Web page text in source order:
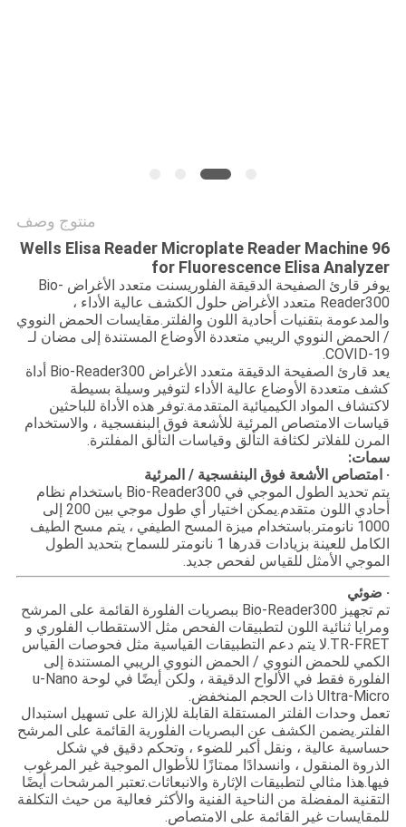
منتوج وصف
96 Wells Elisa Reader Microplate Reader Machine
for Fluorescence Elisa Analyzer
يوفر قارئ الصفيحة الدقيقة الفلوريسنت متعدد الأغراض Bio-
Reader300 متعدد الأغراض حلول الكشف عالية الأداء ،
والمدعومة بتقنيات أحادية اللون والفلتر.مقايسات الحمض النووي
/ الحمض النووي الريبي متعددة الأوضاع المستندة إلى مضان لـ
COVID-19.
يعد قارئ الصفيحة الدقيقة متعدد الأغراض Bio-Reader300 أداة
كشف متعددة الأوضاع عالية الأداء لتوفير وسيلة بسيطة
لاكتشاف المواد الكيميائية المتقدمة.توفر هذه الأداة للباحثين
قياسات الامتصاص المرئية للأشعة فوق البنفسجية ، والاستخدام
المرن للفلاتر لكثافة التألق وقياسات التألق المفلترة.
سمات:
· امتصاص الأشعة فوق البنفسجية / المرئية
يتم تحديد الطول الموجي في Bio-Reader300 باستخدام نظام
أحادي اللون متقدم.يمكن اختيار أي طول موجي بين 200 إلى
1000 نانومتر.باستخدام ميزة المسح الطيفي ، يتم مسح الطيف
الكامل للعينة بزيادات قدرها 1 نانومتر للسماح بتحديد الطول
الموجي الأمثل للقياس لفحص جديد.
· ضوئي
تم تجهيز Bio-Reader300 ببصريات الفلورة القائمة على المرشح
ومرايا ثنائية اللون لتطبيقات الفحص مثل الاستقطاب الفلوري و
TR-FRET.لا يتم دعم التطبيقات القياسية مثل فحوصات القياس
الكمي للحمض النووي / الحمض النووي الريبي المستندة إلى
الفلورة فقط في الألواح الدقيقة ، ولكن أيضًا في لوحة u-Nano
Ultra-Micro ذات الحجم المنخفض.
تعمل وحدات الفلتر المستقلة القابلة للإزالة على تسهيل استبدال
الفلتر.يضمن الكشف عن البصريات الفلورية القائمة على المرشح
حساسية عالية ، ونقل أكبر للضوء ، وتحكم دقيق في شكل
الذروة المنقول ، وانسدادًا ممتازًا للأطوال الموجية غير المرغوب
فيها.هذا مثالي لتطبيقات الإثارة والانبعاثات.تعتبر المرشحات أيضًا
التقنية المفضلة من الناحية الفنية والأكثر فعالية من حيث التكلفة
للمقايسات غير القائمة على الامتصاص.